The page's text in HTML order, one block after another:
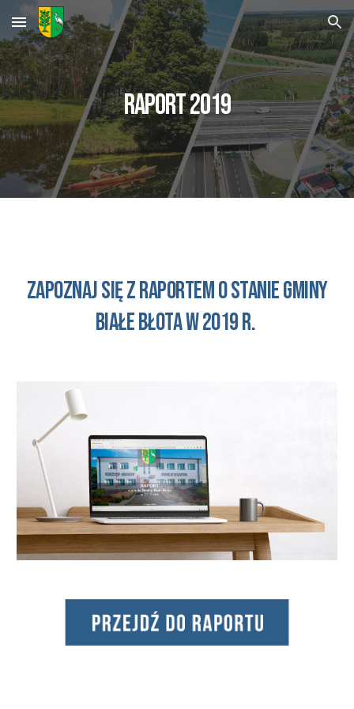
Skip to main content Skip to navigation
Raport 2019
Zapoznaj się z raportem o stanie GMINY
BIAŁE BŁOTA w 2019r.